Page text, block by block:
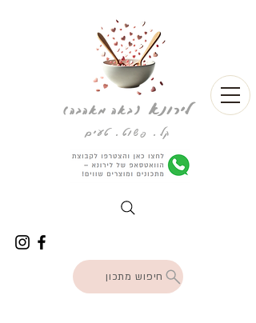
לירונא(באה מאהבה)
קל. פשוט. טעים
חיפוש מתכון